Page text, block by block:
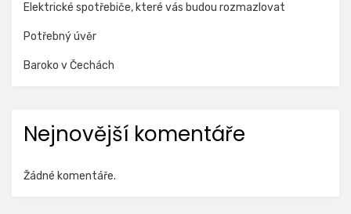
Elektrické spotřebiče, které vás budou rozmazlovat
Potřebný úvěr
Baroko v Čechách
Nejnovější komentáře
Žádné komentáře.